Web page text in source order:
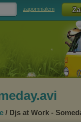
zapomniałem
/ Djs at Work -